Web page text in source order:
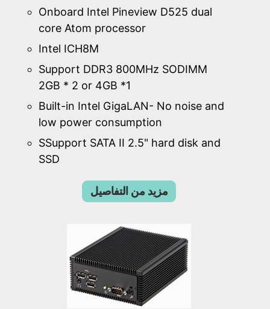
Onboard Intel Pineview D525 dual
core Atom processor
Intel ICH8M
Support DDR3 800MHz SODIMM
2GB * 2 or 4GB *1
Built-in Intel GigaLAN- No noise and
low power consumption
SSupport SATA II 2.5" hard disk and
SSD
مزيد من التفاصيل